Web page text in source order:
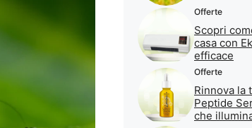
Offerte
Scopri
casa con
efficace
Offerte
Rinnova la
Peptide
che